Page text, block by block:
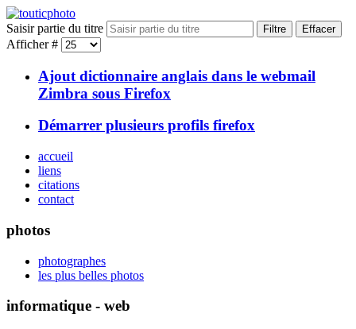
Saisir partie du titre Filtre Effacer
Afficher #
Ajout dictionnaire anglais dans le webmail
Zimbra sous Firefox
Démarrer plusieurs profils firefox
accueil
liens
citations
contact
photos
photographes
les plus belles photos
informatique - web